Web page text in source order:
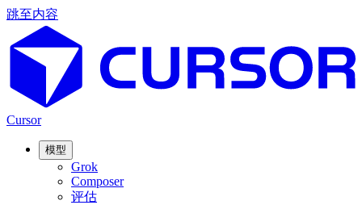
跳至内容
Cursor
模型
Grok
Composer
评估